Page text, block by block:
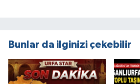
Bunlar da ilginizi çekebilir